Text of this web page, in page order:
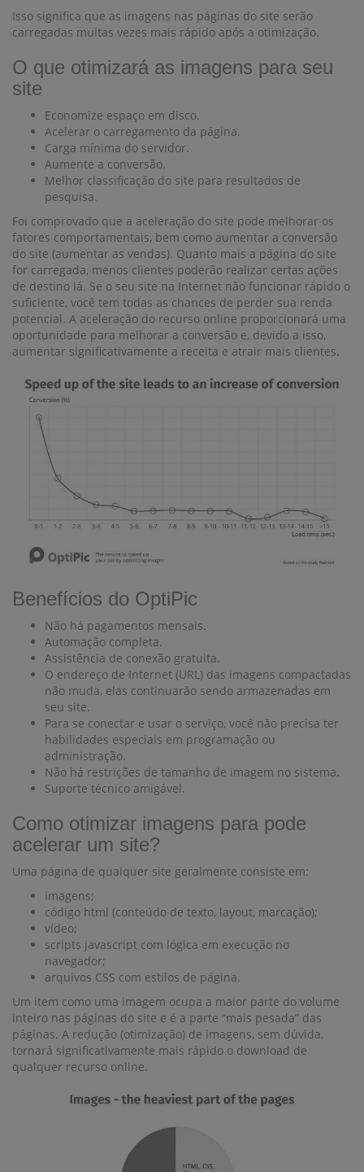
Isso significa que as imagens nas páginas do site serão
carregadas muitas vezes mais rápido após a otimização.
O que otimizará as imagens para seu
site
Economize espaço em disco.
Acelerar o carregamento da página.
Carga mínima do servidor.
Aumente a conversão.
Melhor classificação do site para resultados de
pesquisa.
Foi comprovado que a aceleração do site pode melhorar os
fatores comportamentais, bem como aumentar a conversão
do site (aumentar as vendas). Quanto mais a página do site
for carregada, menos clientes poderão realizar certas ações
de destino lá. Se o seu site na Internet não funcionar rápido o
suficiente, você tem todas as chances de perder sua renda
potencial. A aceleração do recurso online proporcionará uma
oportunidade para melhorar a conversão e, devido a isso,
aumentar significativamente a receita e atrair mais clientes.
Benefícios do OptiPic
Não há pagamentos mensais.
Automação completa.
Assistência de conexão gratuita.
O endereço de Internet (URL) das imagens compactadas
não muda, elas continuarão sendo armazenadas em
seu site.
Para se conectar e usar o serviço, você não precisa ter
habilidades especiais em programação ou
administração.
Não há restrições de tamanho de imagem no sistema.
Suporte técnico amigável.
Como otimizar imagens para pode
acelerar um site?
Uma página de qualquer site geralmente consiste em:
imagens;
código html (conteúdo de texto, layout, marcação);
vídeo;
scripts javascript com lógica em execução no
navegador;
arquivos CSS com estilos de página.
Um item como uma imagem ocupa a maior parte do volume
inteiro nas páginas do site e é a parte “mais pesada” das
páginas. A redução (otimização) de imagens, sem dúvida,
tornará significativamente mais rápido o download de
qualquer recurso online.